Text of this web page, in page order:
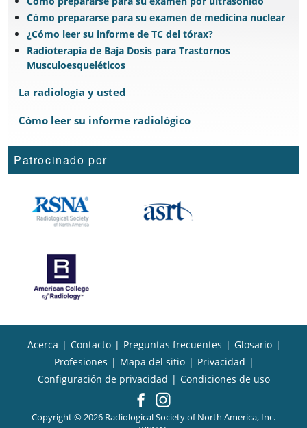
Cómo prepararse para su examen de medicina nuclear
¿Cómo leer su informe de TC del tórax?
Radioterapia de Baja Dosis para Trastornos
Musculoesqueléticos
La radiología y usted
Cómo leer su informe radiológico
Patrocinado por
Acerca | Contacto | Preguntas frecuentes | Glosario |
Profesiones | Mapa del sitio | Privacidad |
Configuración de privacidad | Condiciones de uso
Copyright © 2026 Radiological Society of North America, Inc.